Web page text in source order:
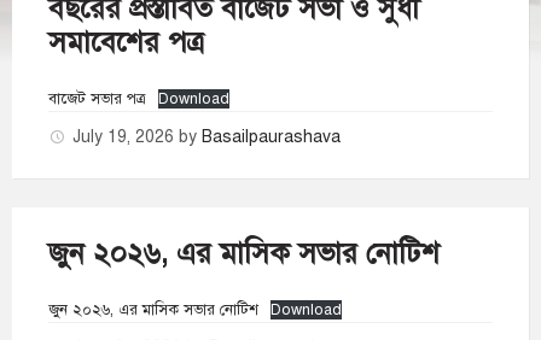
বছরের প্রস্তাবিত বাজেট সভা ও সুধী
সমাবেশের পত্র
বাজেট সভার পত্র Download
July 19, 2026 by Basailpaurashava
জুন ২০২৬, এর মাসিক সভার নোটিশ
জুন ২০২৬, এর মাসিক সভার নোটিশ Download